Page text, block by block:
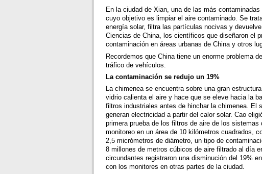
En la ciudad de Xian, una de las más
cuyo objetivo es limpiar el aire contaminado. Se
energía solar, filtra las partículas nocivas y
Ciencias de China, los científicos que diseñaron el
contaminación en áreas urbanas de China y otros
Recordemos que China tiene un enorme problema
tráfico de vehículos.
La contaminación se redujo un 19%
La chimenea se encuentra sobre una gran
vidrio calienta el aire y hace que se eleve hacia la
filtros industriales antes de hinchar la chimenea. El
generan electricidad a partir del calor solar. Cao
primera prueba de los filtros de aire de los
monitoreo en un área de 10 kilómetros cuadrados,
2,5 micrómetros de diámetro, un tipo de
8 millones de metros cúbicos de aire filtrado al día
circundantes registraron una disminución del 19%
con los monitores en otras partes de la ciudad.